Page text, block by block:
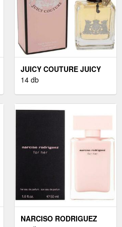
JUICY COUTURE JUICY
COUTURE JUICY
14 db
NARCISO RODRIGUEZ